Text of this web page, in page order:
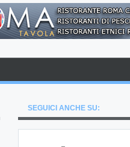
SEGUICI ANCHE SU: